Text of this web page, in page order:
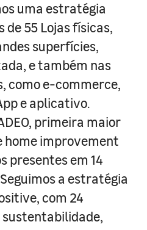
uma estratégia
55 Lojas físicas,
superfícies,
e também nas
como e-commerce,
e aplicativo.
primeira maior
home improvement
presentes em 14
a estratégia
com 24